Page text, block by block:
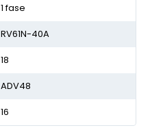
1 fase
RV61N-40A
18
ADV48
16